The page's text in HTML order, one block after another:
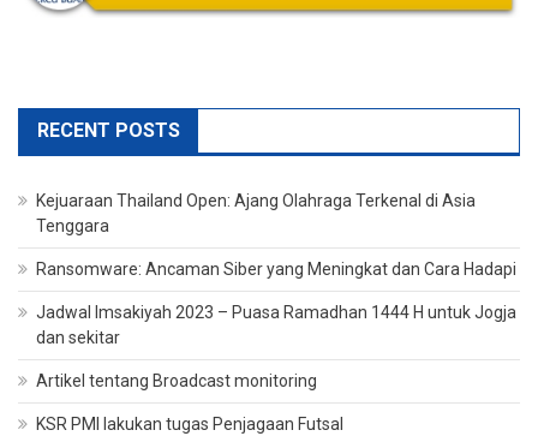
RECENT POSTS
Kejuaraan Thailand Open: Ajang Olahraga Terkenal di Asia
Tenggara
Ransomware: Ancaman Siber yang Meningkat dan Cara Hadapi
Jadwal Imsakiyah 2023 – Puasa Ramadhan 1444 H untuk Jogja
dan sekitar
Artikel tentang Broadcast monitoring
KSR PMI lakukan tugas Penjagaan Futsal